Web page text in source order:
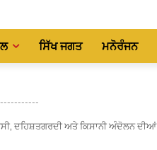
ਸਿੱਖ ਜਗਤ ਮਨੋਰੰਜਨ
-----------
ਦਹਿਸ਼ਤਗਰਦੀ ਅਤੇ ਕਿਸਾਨੀ ਅੰਦੋਲਨ ਦੀਆਂ